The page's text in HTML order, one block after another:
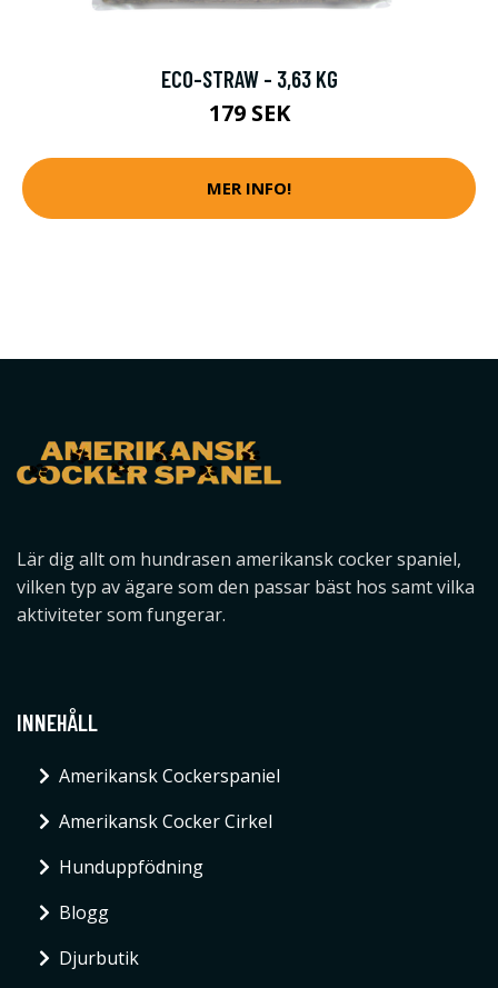
ECO-STRAW - 3,63 KG
179 SEK
MER INFO!
Lär dig allt om hundrasen amerikansk cocker spaniel,
vilken typ av ägare som den passar bäst hos samt vilka
aktiviteter som fungerar.
INNEHÅLL
Amerikansk Cockerspaniel
Amerikansk Cocker Cirkel
Hunduppfödning
Blogg
Djurbutik